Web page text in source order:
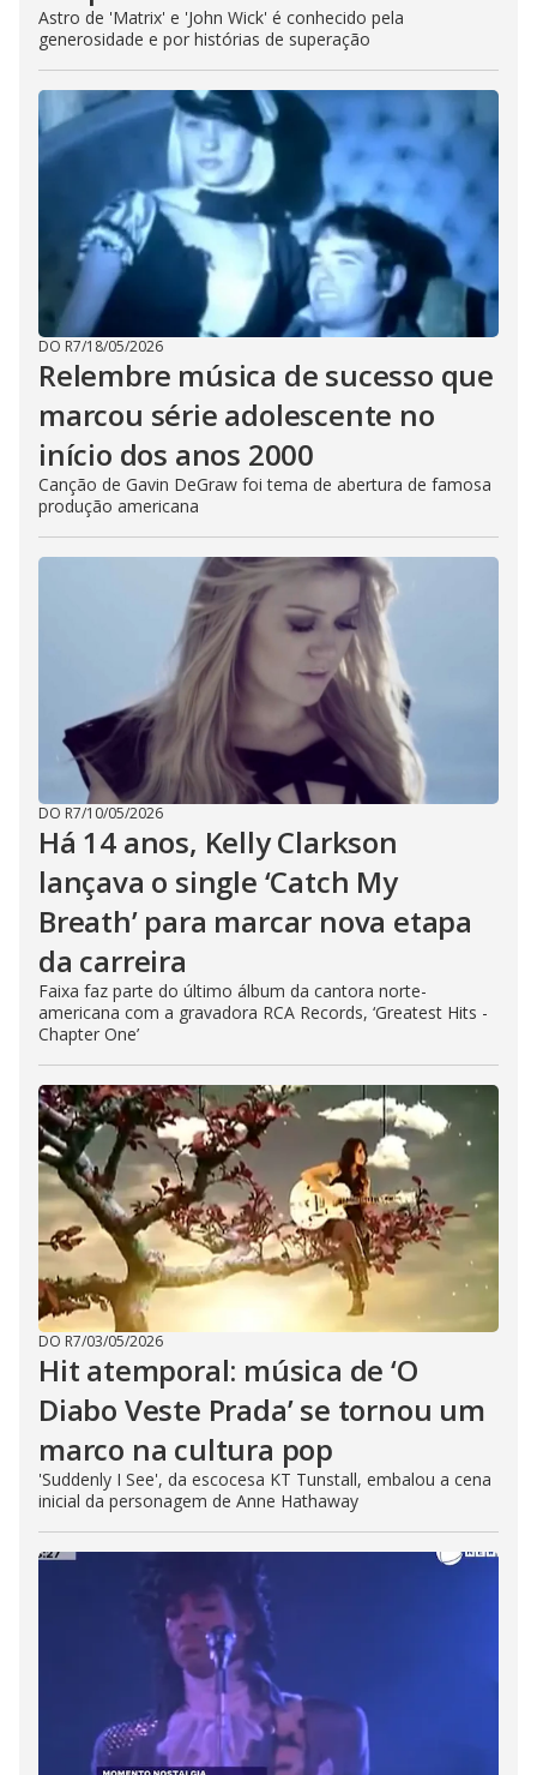
Astro de 'Matrix' e 'John Wick' é conhecido pela
generosidade e por histórias de superação
DO R7/18/05/2026
Relembre música de sucesso que
marcou série adolescente no
início dos anos 2000
Canção de Gavin DeGraw foi tema de abertura de famosa
produção americana
DO R7/10/05/2026
Há 14 anos, Kelly Clarkson
lançava o single ‘Catch My
Breath’ para marcar nova etapa
da carreira
Faixa faz parte do último álbum da cantora norte-
americana com a gravadora RCA Records, ‘Greatest Hits -
Chapter One’
DO R7/03/05/2026
Hit atemporal: música de ‘O
Diabo Veste Prada’ se tornou um
marco na cultura pop
'Suddenly I See', da escocesa KT Tunstall, embalou a cena
inicial da personagem de Anne Hathaway